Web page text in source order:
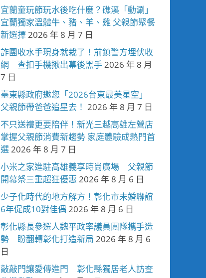
宜蘭童玩節玩水後吃什麼？礁溪「動涮」
宜蘭獨家溫體牛、豬、羊、雞 父親節聚餐
新選擇2026 年 8 月 7 日
詐團收水手現身就栽了！前鎮警方埋伏收
網 查扣手機揪出幕後黑手2026 年 8 月
7 日
臺東縣政府邀您「2026台東最美星空」
父親節帶爸爸追星去！ 2026 年 8 月 7 日
不只送禮更要陪伴！新光三越高雄左營店
掌握父親節消費新趨勢 家庭體驗成熱門首
選2026 年 8 月 7 日
小米之家進駐高雄義享時尚廣場 父親節
開幕祭三重超狂優惠 2026 年 8 月 6 日
少子化時代的地方解方！彰化市未婚聯誼
6年促成10對佳偶 2026 年 8 月 6 日
彰化縣長參選人魏平政率議員團隊攜手造
勢 盼翻轉彰化打造新局 2026 年 8 月 6
日
敲敲門讓愛傳進門 彰化縣獨居老人訪查